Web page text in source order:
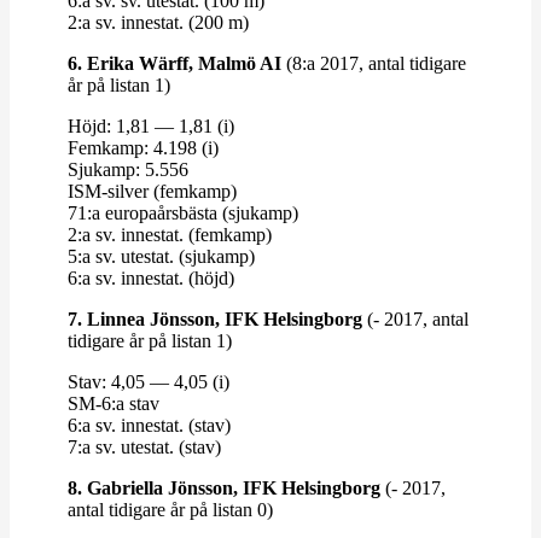
2:a sv. innestat. (200 m)
6. Erika Wärff, Malmö AI (8:a 2017, antal tidigare
år på listan 1)
Höjd: 1,81 — 1,81 (i)
Femkamp: 4.198 (i)
Sjukamp: 5.556
ISM-​​silver (femkamp)
71:a euro­pa­års­bästa (sjukamp)
2:a sv. innestat. (femkamp)
5:a sv. utestat. (sjukamp)
6:a sv. innestat. (höjd)
7. Linnea Jönsson, IFK Helsingborg (- 2017, antal
tidigare år på listan 1)
Stav: 4,05 — 4,05 (i)
SM-6:a stav
6:a sv. innestat. (stav)
7:a sv. utestat. (stav)
8. Gabriella Jönsson, IFK Helsingborg (- 2017,
antal tidigare år på listan 0)